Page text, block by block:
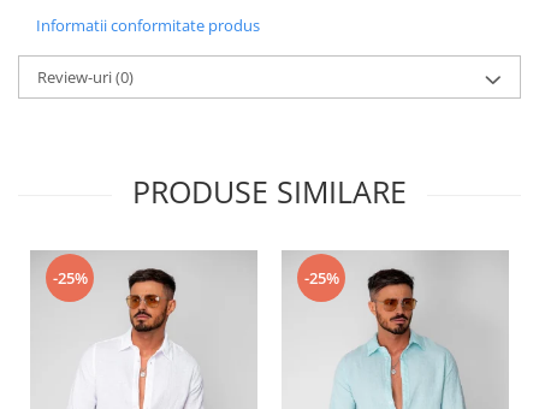
Informatii conformitate produs
Review-uri(0)
PRODUSE SIMILARE
-25% -25%